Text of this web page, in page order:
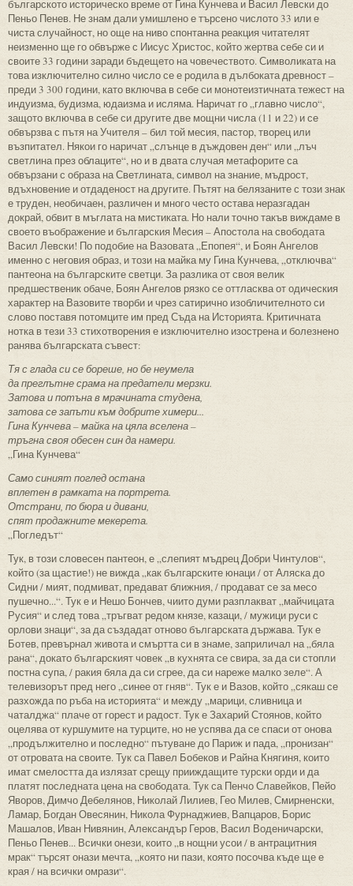
българското историческо време от Гина Кунчева и Васил Левски до
Пеньо Пенев. Не знам дали умишлено е търсено числото 33 или е
чиста случайност, но още на ниво спонтанна реакция читателят
неизменно ще го обвърже с Иисус Христос, който жертва себе си и
своите 33 години заради бъдещето на човечеството. Символиката на
това изключително силно число се е родила в дълбоката древност –
преди 3 300 години, като включва в себе си монотеизтичната тежест на
индуизма, будизма, юдаизма и исляма. Наричат го „главно число“,
защото включва в себе си другите две мощни числа (11 и 22) и се
обвързва с пътя на Учителя – бил той месия, пастор, творец или
възпитател. Някои го наричат „слънце в дъждовен ден“ или „лъч
светлина през облаците“, но и в двата случая метафорите са
обвързани с образа на Светлината, символ на знание, мъдрост,
вдъхновение и отдаденост на другите. Пътят на белязаните с този знак
е труден, необичаен, различен и много често остава неразгадан
докрай, обвит в мъглата на мистиката. Но нали точно такъв виждаме в
своето въображение и българския Месия – Апостола на свободата
Васил Левски! По подобие на Вазовата „Епопея“, и Боян Ангелов
именно с неговия образ, и този на майка му Гина Кунчева, „отключва“
пантеона на българските светци. За разлика от своя велик
предшественик обаче, Боян Ангелов рязко се оттласква от одическия
характер на Вазовите творби и чрез сатирично изобличителното си
слово поставя потомците им пред Съда на Историята. Критичната
нотка в тези 33 стихотворения е изключително изострена и болезнено
ранява българската съвест:
Тя с глада си се бореше, но бе неумела
да преглътне срама на предатели мерзки.
Затова и потъна в мрачината студена,
затова се запъти към добрите химери...
Гина Кунчева – майка на цяла вселена –
тръгна своя обесен син да намери.
„Гина Кунчева“
Само синият поглед остана
вплетен в рамката на портрета.
Отстрани, по бюра и дивани,
спят продажните мекерета.
„Погледът“
Тук, в този словесен пантеон, е „слепият мъдрец Добри Чинтулов“,
който (за щастие!) не вижда „как българските юнаци / от Аляска до
Сидни / мият, подмиват, предават ближния, / продават се за месо
пушечно...“. Тук е и Нешо Бончев, чиито думи разплакват „майчицата
Русия“ и след това „тръгват редом князе, казаци, / мужици руси с
орлови знаци“, за да създадат отново българската държава. Тук е
Ботев, превърнал живота и смъртта си в знаме, заприличал на „бяла
рана“, докато българският човек „в кухнята се свира, за да си стопли
постна супа, / ракия бяла да си сгрее, да си нареже малко зеле“. А
телевизорът пред него „синее от гняв“. Тук е и Вазов, който „сякаш се
разхожда по ръба на историята“ и между „марици, сливница и
чаталджа“ плаче от горест и радост. Тук е Захарий Стоянов, който
оцелява от куршумите на турците, но не успява да се спаси от онова
„продължително и последно“ пътуване до Париж и пада, „пронизан“
от отровата на своите. Тук са Павел Бобеков и Райна Княгиня, които
имат смелостта да излязат срещу прииждащите турски орди и да
платят последната цена на свободата. Тук са Пенчо Славейков, Пейо
Яворов, Димчо Дебелянов, Николай Лилиев, Гео Милев, Смирненски,
Ламар, Богдан Овесянин, Никола Фурнаджиев, Вапцаров, Борис
Машалов, Иван Нивянин, Александър Геров, Васил Воденичарски,
Пеньо Пенев... Всички онези, които „в нощни усои / в антрацитния
мрак“ търсят онази мечта, „която ни пази, която посочва къде ще е
края / на всички омрази“.